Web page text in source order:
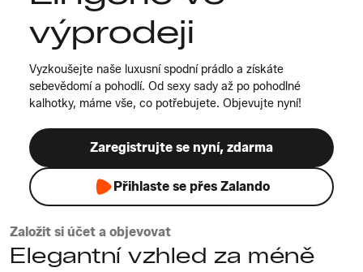
výprodeji
Vyzkoušejte naše luxusní spodní prádlo a získáte
sebevědomí a pohodlí. Od sexy sady až po pohodlné
kalhotky, máme vše, co potřebujete. Objevujte nyní!
Zaregistrujte se nyní, zdarma
Přihlaste se přes Zalando
Založit si účet a objevovat
Elegantní vzhled za méně